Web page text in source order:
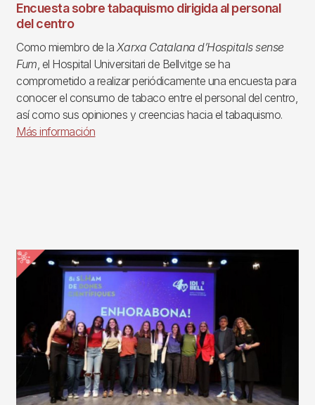
Encuesta sobre tabaquismo dirigida al personal
del centro
Como miembro de la Xarxa Catalana d’Hospitals sense
Fum, el Hospital Universitari de Bellvitge se ha
comprometido a realizar periódicamente una encuesta para
conocer el consumo de tabaco entre el personal del centro,
así como sus opiniones y creencias hacia el tabaquismo.
Más información